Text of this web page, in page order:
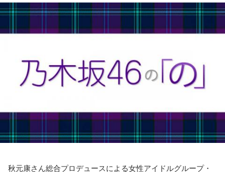
秋元康さん総合プロデュースによる女性アイドルグループ・